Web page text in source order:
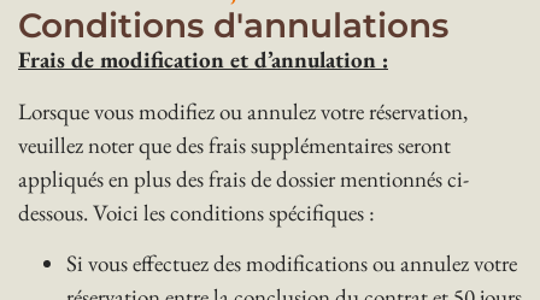
Conditions d'annulations
Frais de modification et d’annulation :
Lorsque vous modifiez ou annulez votre réservation,
veuillez noter que des frais supplémentaires seront
appliqués en plus des frais de dossier mentionnés ci-
dessous. Voici les conditions spécifiques :
Si vous effectuez des modifications ou annulez votre